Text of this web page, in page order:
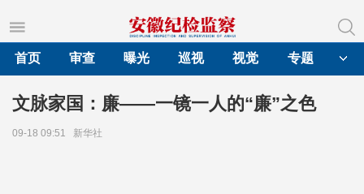
首页
审查 曝光 巡视 视觉 专题
文脉家国：廉——一镜一人的“廉”之色
09-18 09:51 新华社